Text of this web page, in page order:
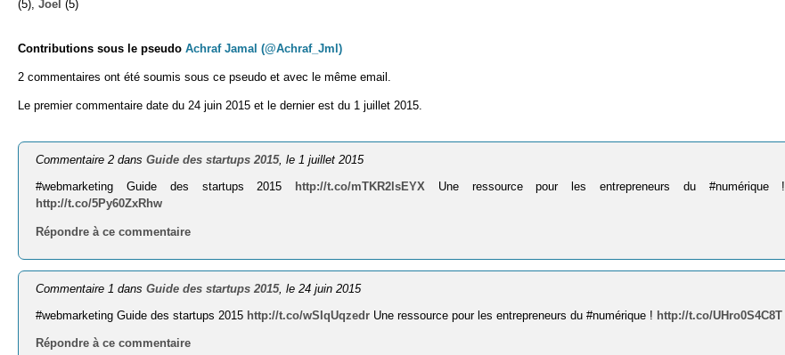
(5), Joel (5)
Contributions sous le pseudo Achraf Jamal (@Achraf_Jml)
2 commentaires ont été soumis sous ce pseudo et avec le même email.
Le premier commentaire date du 24 juin 2015 et le dernier est du 1 juillet 2015.
Commentaire 2 dansGuide des startups 2015, le 1 juillet 2015
#webmarketing Guide des startups 2015
http://t.co/mTKR2lsEYX Une ressource pour les entrepreneurs du #numérique !
http://t.co/5Py60ZxRhw
Répondre à ce commentaire
Commentaire 1 dansGuide des startups 2015, le 24 juin 2015
#webmarketing Guide des startups 2015 http://t.co/wSIqUqzedr Une ressource pour les entrepreneurs du #numérique ! http://t.co/UHro0S4C8T
Répondre à ce commentaire